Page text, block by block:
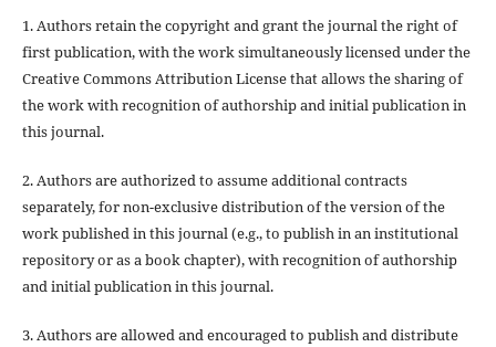
1. Authors retain the copyright and grant the journal the right of
first publication, with the work simultaneously licensed under the
Creative Commons Attribution License that allows the sharing of
the work with recognition of authorship and initial publication in
this journal.
2. Authors are authorized to assume additional contracts
separately, for non-exclusive distribution of the version of the
work published in this journal (e.g., to publish in an institutional
repository or as a book chapter), with recognition of authorship
and initial publication in this journal.
3. Authors are allowed and encouraged to publish and distribute